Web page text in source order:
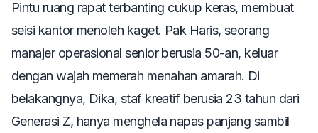
Pintu ruang rapat terbanting cukup keras, membuat
seisi kantor menoleh kaget. Pak Haris, seorang
manajer operasional senior berusia 50-an, keluar
dengan wajah memerah menahan amarah. Di
belakangnya, Dika, staf kreatif berusia 23 tahun dari
Generasi Z, hanya menghela napas panjang sambil